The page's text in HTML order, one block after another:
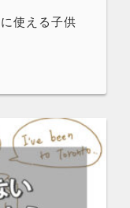
使える子供